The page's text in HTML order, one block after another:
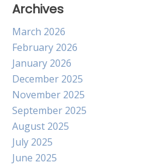
Archives
March 2026
February 2026
January 2026
December 2025
November 2025
September 2025
August 2025
July 2025
June 2025